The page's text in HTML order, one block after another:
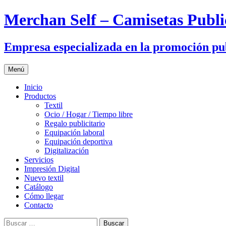
Merchan Self – Camisetas
Empresa especializada en la promoción
Menú Saltar
al
contenido
Inicio
Productos
Textil
Ocio / Hogar / Tiempo libre
Regalo publicitario
Equipación laboral
Equipación deportiva
Digitalización
Servicios
Impresión Digital
Nuevo textil
Catálogo
Cómo llegar
Contacto
Buscar: